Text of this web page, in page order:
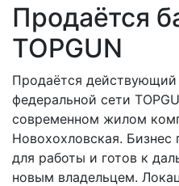
Продаётся
TOPGUN
Продаётся
федеральной сети
современном жилом
Новохохловская. Бизнес
для работы и готов к
новым владельцем.